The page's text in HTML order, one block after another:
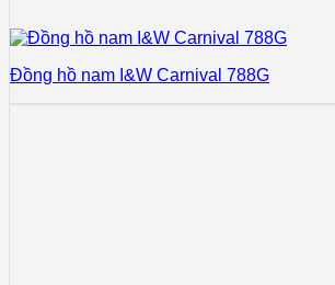
Đồng hồ nam I&W Carnival 788G